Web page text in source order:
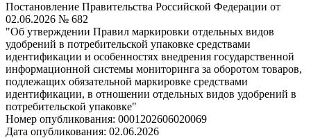
Постановление Правительства Российской Федерации от
02.06.2026 № 682
"Об утверждении Правил маркировки отдельных видов
удобрений в потребительской упаковке средствами
идентификации и особенностях внедрения государственной
информационной системы мониторинга за оборотом товаров,
подлежащих обязательной маркировке средствами
идентификации, в отношении отдельных видов удобрений в
потребительской упаковке"
Номер опубликования: 0001202606020069
Дата опубликования: 02.06.2026